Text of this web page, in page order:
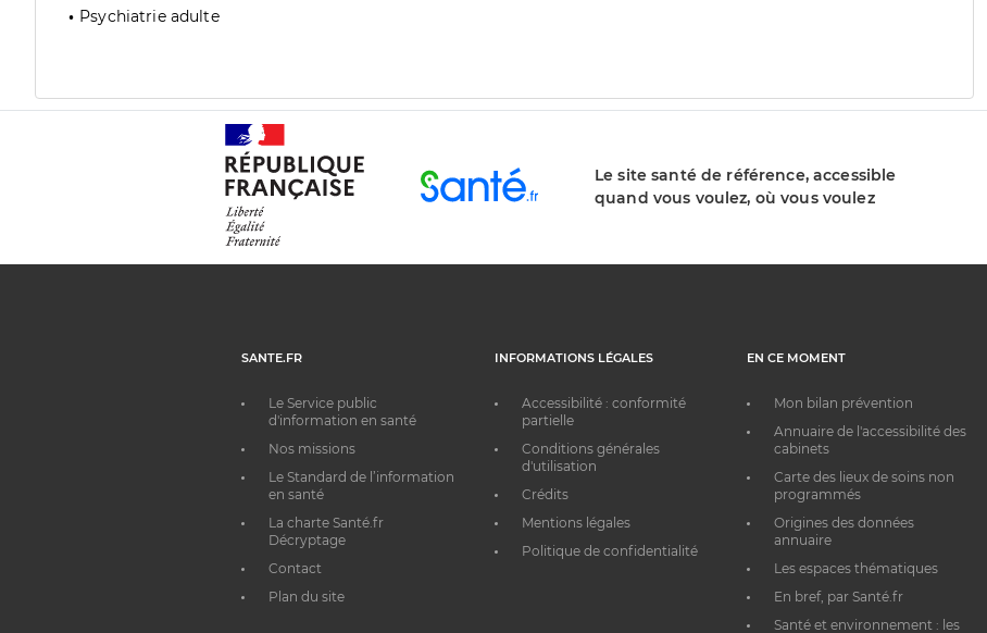
Psychiatrie adulte
Le site santé de référence, accessible
quand vous voulez, où vous voulez
SANTE.FR
Le Service public
d'information en santé
Nos missions
Le Standard de l’information
en santé
La charte Santé.fr
Décryptage
Contact
Plan du site
INFORMATIONS LÉGALES
Accessibilité : conformité
partielle
Conditions générales
d'utilisation
Crédits
Mentions légales
Politique de confidentialité
EN CE MOMENT
Mon bilan prévention
Annuaire de l'accessibilité des
cabinets
Carte des lieux de soins non
programmés
Origines des données
annuaire
Les espaces thématiques
En bref, par Santé.fr
Santé et environnement : les